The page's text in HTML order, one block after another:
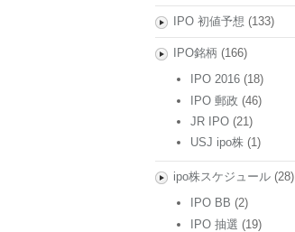
IPO 初値予想 (133)
IPO銘柄 (166)
IPO 2016 (18)
IPO 郵政 (46)
JR IPO (21)
USJ ipo株 (1)
ipo株スケジュール(28)
IPO BB (2)
IPO 抽選 (19)